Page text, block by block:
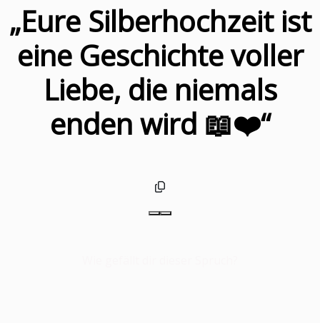
„Eure Silberhochzeit ist
eine Geschichte voller
Liebe, die niemals
enden wird 📖❤️“